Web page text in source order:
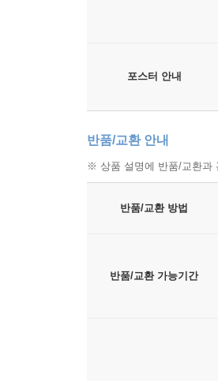
포스터 안내
반품/교환 안내
※ 상품 설명에 반품/교환과
반품/교환 방법
반품/교환 가능기간